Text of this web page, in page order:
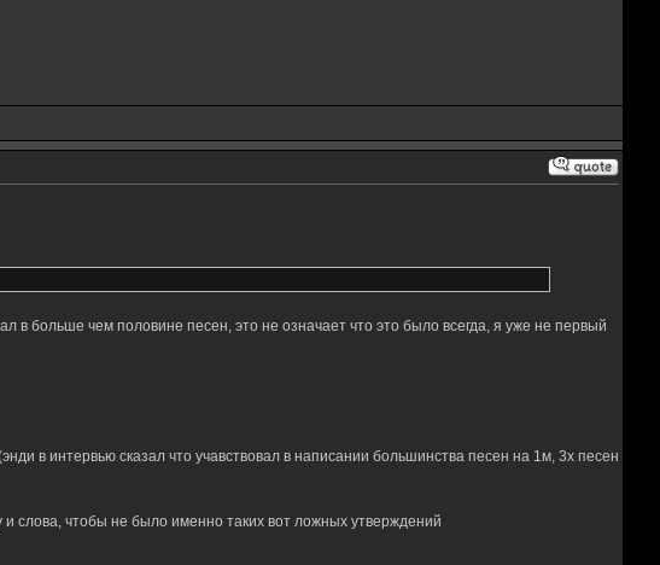
в больше чем половине песен, это не означает что это было всегда, я уже не первый
в интервью сказал что учавствовал в написании большинства песен на 1м, 3х песен
слова, чтобы не было именно таких вот ложных утверждений